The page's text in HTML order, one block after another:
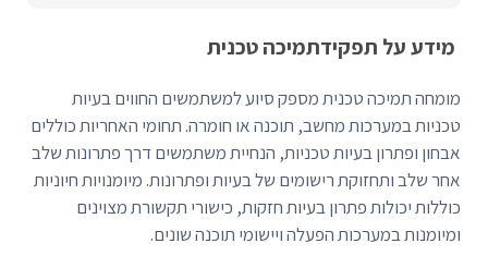
מידע על תפקידתמיכה טכנית
מומחה תמיכה טכנית מספק סיוע למשתמשים החווים בעיות
טכניות במערכות מחשב, תוכנה או חומרה. תחומי האחריות כוללים
אבחון ופתרון בעיות טכניות, הנחיית משתמשים דרך פתרונות שלב
אחר שלב ותחזוקת רישומים של בעיות ופתרונות. מיומנויות חיוניות
כוללות יכולות פתרון בעיות חזקות, כישורי תקשורת מצוינים
ומיומנות במערכות הפעלה ויישומי תוכנה שונים.